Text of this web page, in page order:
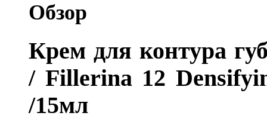
Обзор
Крем для контура
/ Fillerina 12
/15мл